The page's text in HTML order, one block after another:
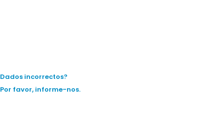
Dados incorrectos?
Por favor, informe-nos.